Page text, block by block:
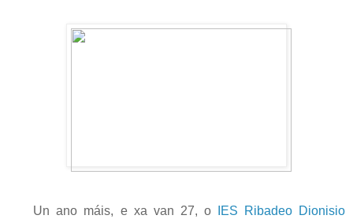
Un ano máis, e xa van 27, o
IES Ribadeo Dionisio